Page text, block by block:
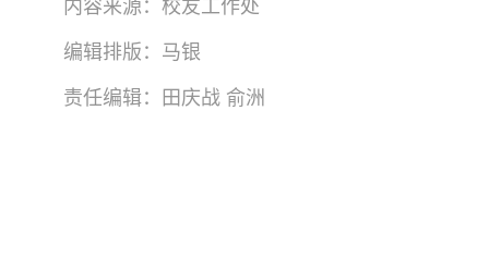
内容来源：校友工作处
编辑排版：马银
责任编辑：田庆战 俞洲